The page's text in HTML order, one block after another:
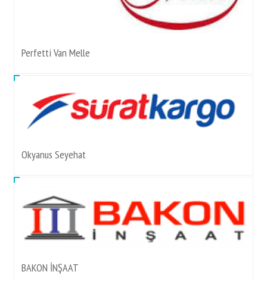
Perfetti Van Melle
Okyanus Seyehat
BAKON İNŞAAT